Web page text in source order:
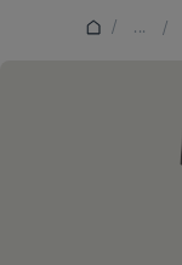
/ ... /